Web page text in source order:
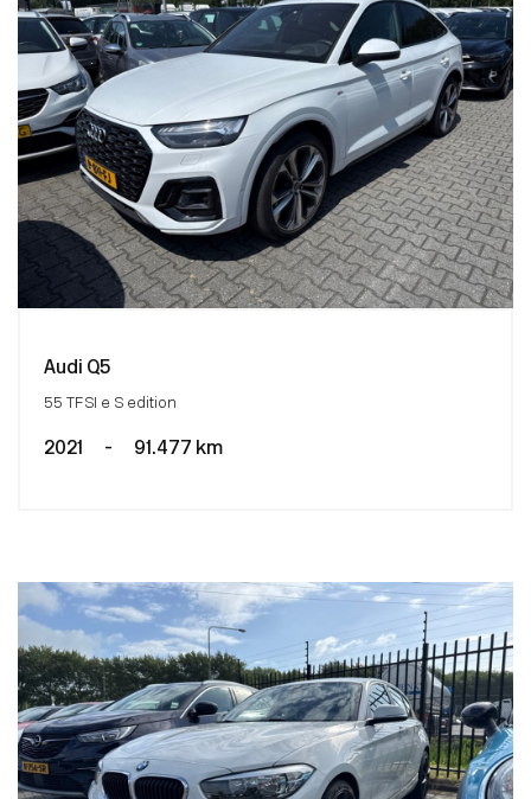
Audi Q5
55 TFSI e S edition
2021 - 91.477 km